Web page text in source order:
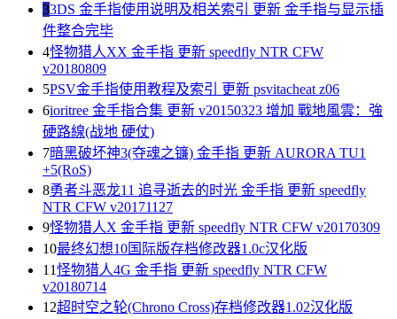
33DS 金手指使用说明及相关索引 更新 金手指与显示插
件整合完毕
4怪物猎人XX 金手指 更新 speedfly NTR CFW
v20180809
5PSV金手指使用教程及索引 更新 psvitacheat z06
6ioritree 金手指合集 更新 v20150323 增加 戰地風雲：強
硬路線(战地 硬仗)
7暗黑破坏神3(夺魂之镰) 金手指 更新 AURORA TU1
+5(RoS)
8勇者斗恶龙11 追寻逝去的时光 金手指 更新 speedfly
NTR CFW v20171127
9怪物猎人X 金手指 更新 speedfly NTR CFW v20170309
10最终幻想10国际版存档修改器1.0c汉化版
11怪物猎人4G 金手指 更新 speedfly NTR CFW
v20180714
12超时空之轮(Chrono Cross)存档修改器1.02汉化版